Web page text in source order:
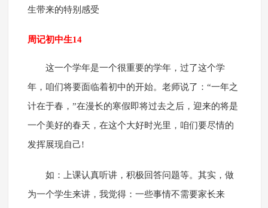
生带来的特别感受
周记初中生14
这一个学年是一个很重要的学年，过了这个学
年，咱们将要面临着初中的开始。老师说了：“一年之
计在于春，”在漫长的寒假即将过去之后，迎来的将是
一个美好的春天，在这个大好时光里，咱们要尽情的
发挥展现自己!
如：上课认真听讲，积极回答问题等。其实，做
为一个学生来讲，我觉得：一些事情不需要家长来